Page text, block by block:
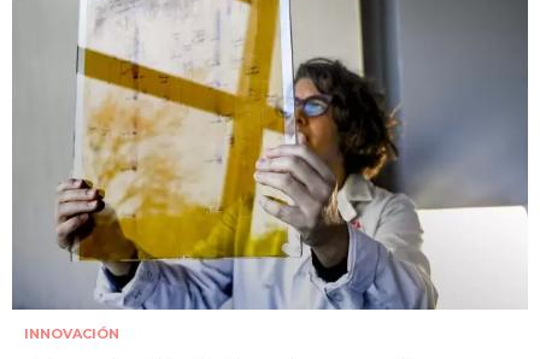
INNOVACIÓN